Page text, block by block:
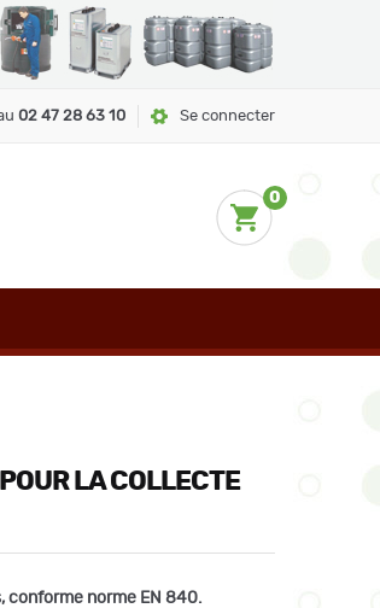
02 47 28 63 10 Se connecter
0
LA COLLECTE
conforme norme EN 840.